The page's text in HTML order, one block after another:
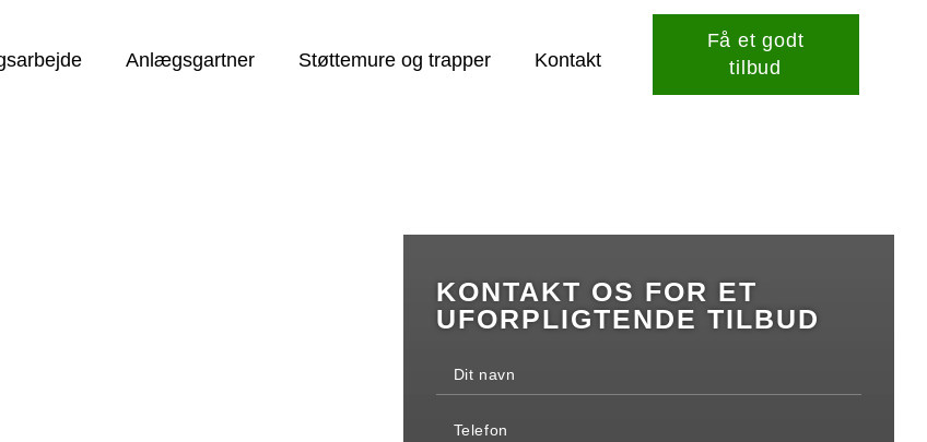
Anlægsgartner Støttemure og trapper Kontakt
Få et godt
tilbud
KONTAKT OS FOR ET
UFORPLIGTENDE TILBUD